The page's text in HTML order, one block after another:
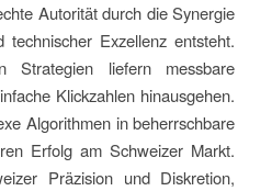
Autorität durch die Synergie
technischer Exzellenz entsteht.
Strategien liefern messbare
Klickzahlen hinausgehen.
Algorithmen in beherrschbare
Erfolg am Schweizer Markt.
Präzision und Diskretion,